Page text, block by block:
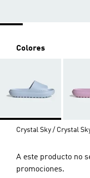
Colores
Crystal Sky / Crystal
A este producto no
promociones.